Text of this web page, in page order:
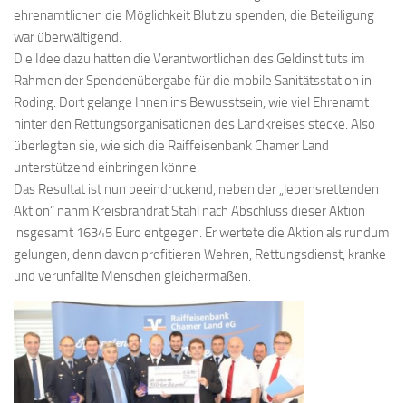
ehrenamtlichen die Möglichkeit Blut zu spenden, die Beteiligung
war überwältigend.
Die Idee dazu hatten die Verantwortlichen des Geldinstituts im
Rahmen der Spendenübergabe für die mobile Sanitätsstation in
Roding. Dort gelange Ihnen ins Bewusstsein, wie viel Ehrenamt
hinter den Rettungsorganisationen des Landkreises stecke. Also
überlegten sie, wie sich die Raiffeisenbank Chamer Land
unterstützend einbringen könne.
Das Resultat ist nun beeindruckend, neben der „lebensrettenden
Aktion“ nahm Kreisbrandrat Stahl nach Abschluss dieser Aktion
insgesamt 16345 Euro entgegen. Er wertete die Aktion als rundum
gelungen, denn davon profitieren Wehren, Rettungsdienst, kranke
und verunfallte Menschen gleichermaßen.